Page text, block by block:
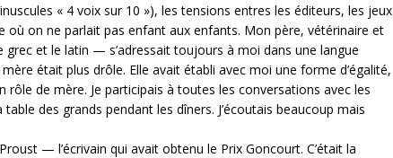
« 4 voix sur 10 »), les tensions entres les éditeurs, les jeux
où on ne parlait pas enfant aux enfants. Mon père, vétérinaire et
et le latin — s’adressait toujours à moi dans une langue
était plus drôle. Elle avait établi avec moi une forme d’égalité,
rôle de mère. Je participais à toutes les conversations avec les
table des grands pendant les dîners. J’écoutais beaucoup mais
— l’écrivain qui avait obtenu le Prix Goncourt. C’était la